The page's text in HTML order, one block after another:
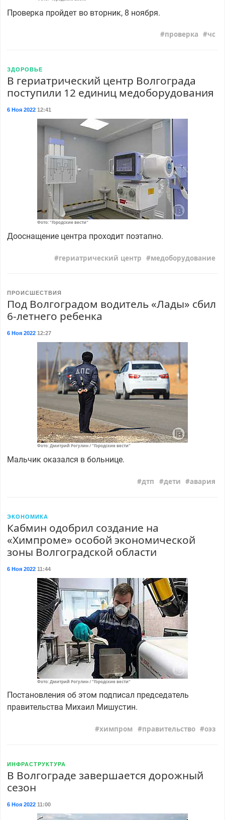
Проверка пройдет во вторник, 8 ноября.
проверка чс
ЗДОРОВЬЕ
В гериатрический центр Волгограда
поступили 12 единиц медоборудования
6 Ноя 202212:41
Фото: "Городские вести"
Дооснащение центра проходит поэтапно.
гериатрический центр медоборудование
ПРОИСШЕСТВИЯ
Под Волгоградом водитель «Лады» сбил
6-летнего ребенка
6 Ноя 202212:27
Фото: Дмитрий Рогулин / "Городские вести"
Мальчик оказался в больнице.
дтп дети авария
ЭКОНОМИКА
Кабмин одобрил создание на
«Химпроме» особой экономической
зоны Волгоградской области
6 Ноя 202211:44
Фото: Дмитрий Рогулин / "Городские вести"
Постановления об этом подписал председатель
правительства Михаил Мишустин.
химпром правительство оэз
ИНФРАСТРУКТУРА
В Волгограде завершается дорожный
сезон
6 Ноя 202211:00